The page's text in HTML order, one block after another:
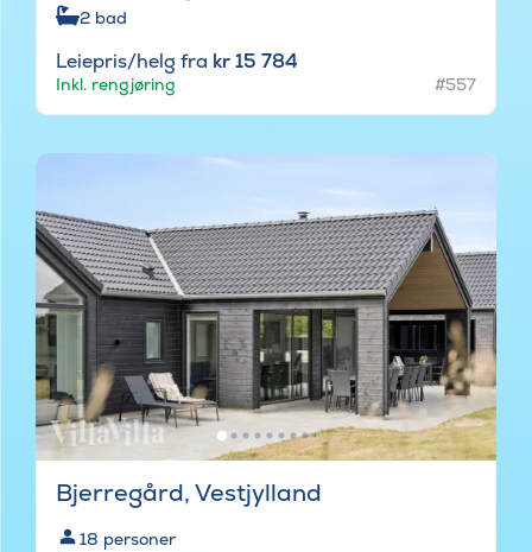
2 bad
Leiepris/helg fra kr 15 784
Inkl. rengjøring #557
Bjerregård, Vestjylland
18 personer